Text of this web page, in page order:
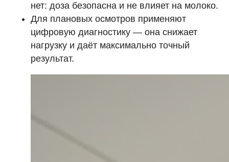
нет: доза безопасна и не влияет на молоко.
Для плановых осмотров применяют
цифровую диагностику — она снижает
нагрузку и даёт максимально точный
результат.